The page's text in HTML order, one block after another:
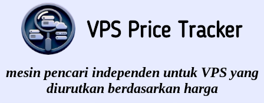
mesin pencari independen untuk VPS yang
diurutkan berdasarkan harga